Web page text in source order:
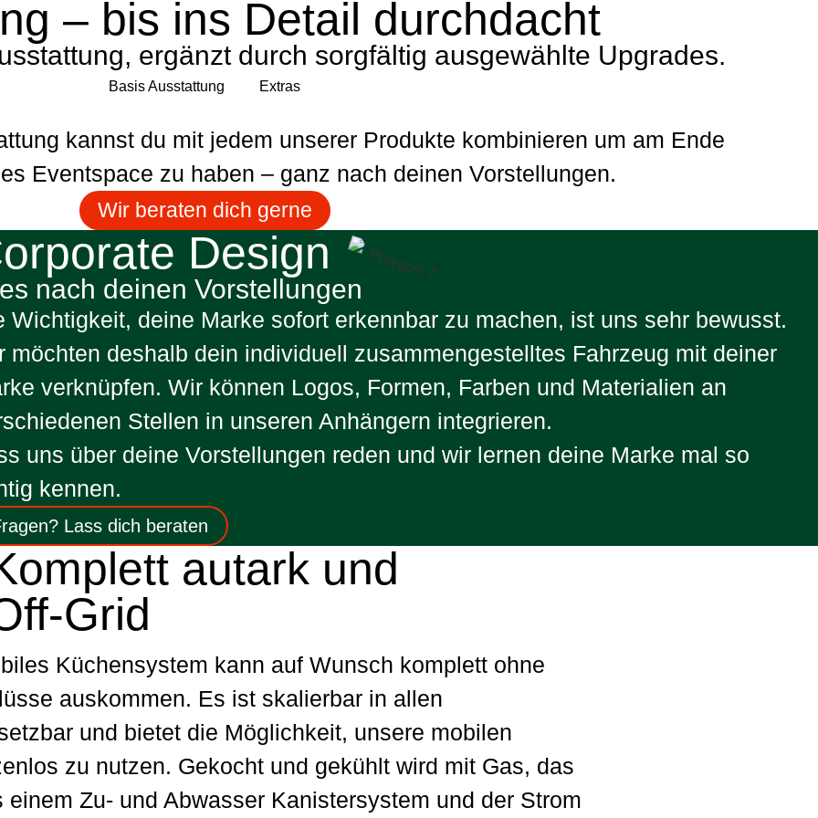
– bis ins Detail durchdacht
ergänzt durch sorgfältig ausgewählte Upgrades.
Basis Ausstattung Extras
kannst du mit jedem unserer Produkte kombinieren um am Ende
Eventspace zu haben – ganz nach deinen Vorstellungen.
Wir beraten dich gerne
Design
nach deinen Vorstellungen
Wichtigkeit, deine Marke sofort erkennbar zu machen, ist uns sehr bewusst.
möchten deshalb dein individuell zusammengestelltes Fahrzeug mit deiner
verknüpfen. Wir können Logos, Formen, Farben und Materialien an
Stellen in unseren Anhängern integrieren.
uns über deine Vorstellungen reden und wir lernen deine Marke mal so
kennen.
Lass dich beraten
autark und
Grid
Küchensystem kann auf Wunsch komplett ohne
auskommen. Es ist skalierbar in allen
und bietet die Möglichkeit, unsere mobilen
zu nutzen. Gekocht und gekühlt wird mit Gas, das
einem Zu- und Abwasser Kanistersystem und der Strom